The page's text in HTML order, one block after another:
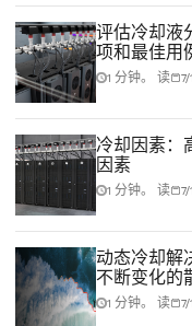
评估冷却液
项和最佳用
1 分钟。 读
冷却因素：
因素
1 分钟。 读
动态冷却解
不断变化的
1 分钟。 读